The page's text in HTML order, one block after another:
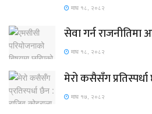
माघ १८, २०८२
सेवा गर्न राजनीतिमा
माघ १८, २०८२
मेरो कसैसँग
माघ १७, २०८२